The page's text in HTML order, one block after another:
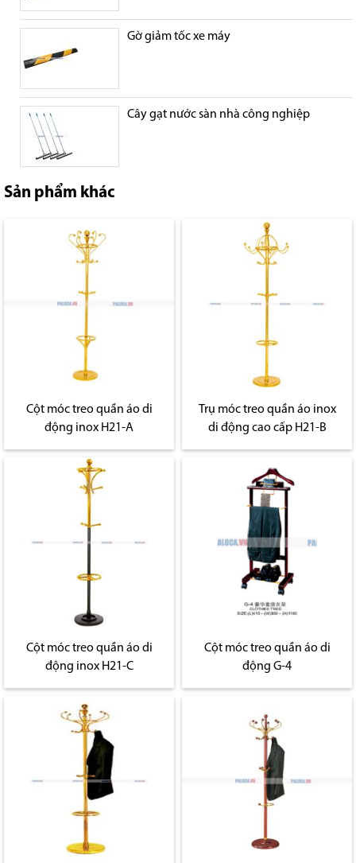
Gờ giảm tốc xe máy
Cây gạt nước sàn nhà công nghiệp
Sản phẩm khác
Cột móc treo quần áo di
động inox H21-A
Trụ móc treo quần áo inox
di động cao cấp H21-B
Cột móc treo quần áo di
động inox H21-C
Cột móc treo quần áo di
động G-4